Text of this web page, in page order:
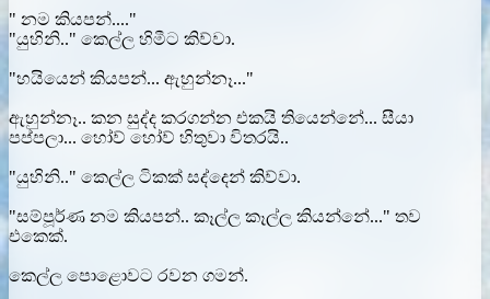
" නම කියපන්...."
"යුහිනි.." කෙල්ල හිමීට කිව්වා.
"හයියෙන් කියපන්... ඇහුන්නෑ..."
ඇහුන්නෑ.. කන සුද්ද කරගන්න එකයි තියෙන්නේ... සීයා
පප්පලා... හෝව් හෝව් හිතුවා විතරයි..
"යුහිනි.." කෙල්ල ටිකක් සද්දෙන් කිව්වා.
"සම්පූර්ණ නම කියපන්.. කෑල්ල කෑල්ල කියන්නේ..." තව
එකෙක්.
කෙල්ල පොළොවට රවන ගමන්.